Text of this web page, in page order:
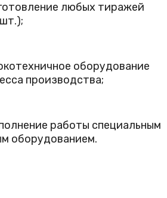
любых тиражей
оборудование
производства;
работы специальным
оборудованием.